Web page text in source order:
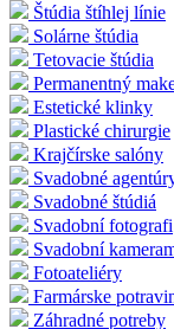
Štúdia štíhlej línie
Solárne štúdia
Tetovacie štúdia
Permanentný
Estetické klinky
Plastické chirurgie
Krajčírske salóny
Svadobné
Svadobné štúdiá
Svadobní fotografi
Svadobní
Fotoateliéry
Farmárske
Záhradné potreby